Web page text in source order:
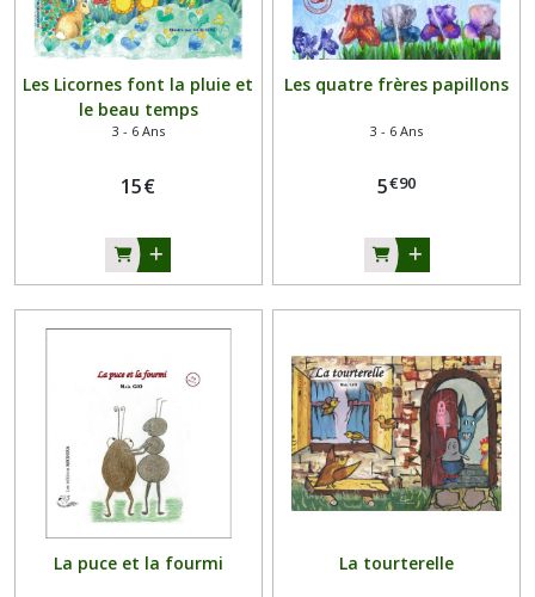
Les Licornes font la pluie et
le beau temps
3 - 6 Ans
15€
Les quatre frères papillons
3 - 6 Ans
5€90
La puce et la fourmi La tourterelle